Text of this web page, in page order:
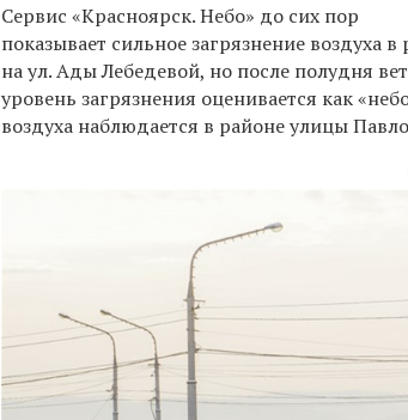
Сервис «Красноярск. Небо» до сих пор
показывает сильное загрязнение
на ул. Ады Лебедевой, но после полудня
уровень загрязнения оценивается как
воздуха наблюдается в районе улицы